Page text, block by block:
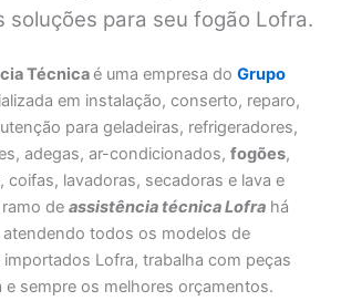
soluções para seu fogão Lofra.
Técnicaé uma empresa doGrupo
em instalação, conserto, reparo,
para geladeiras, refrigeradores,
adegas, ar-condicionados,fogões,
lavadoras, secadoras e lava e
ramo deassistência técnica Lofra há
todos os modelos de
Lofra, trabalha com peças
e sempre os melhores orçamentos.